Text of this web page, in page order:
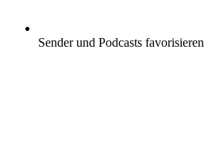
Sender und Podcasts favorisieren